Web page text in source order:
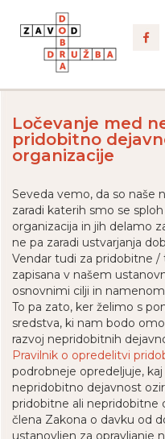
Ločevanje med
pridobitno
organizacije
Seveda vemo, da so naše
zaradi katerih smo se
organizacija in jih delamo
ne pa zaradi ustvarjanja
Vendar tudi za pridobitne
zapisana v našem
osnovnimi cilji in
To pa zato, ker želimo s
sredstva, ki nam bodo
razvoj nepridobitnih
Pravilnik o opredelitvi
podrobneje opredeljuje,
nepridobitno dejavnost
pridobitne ali nepridobitne
člena Zakona o davku od
ustanovljen za opravljanje